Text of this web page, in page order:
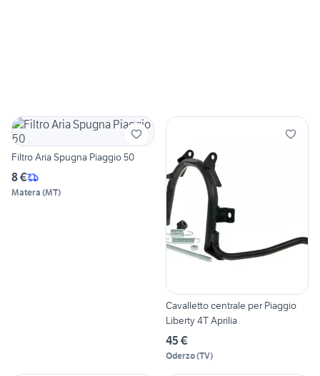
Filtro Aria Spugna Piaggio 50
8 €
Matera (MT)
Cavalletto centrale per Piaggio
Liberty 4T Aprilia
45 €
Oderzo(TV)